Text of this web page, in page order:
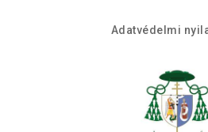
Adatvédelmi